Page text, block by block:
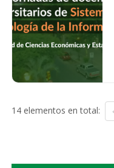
14 elementos en total: